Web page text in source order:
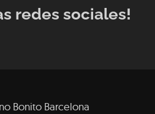
redes sociales!
Bonito Barcelona